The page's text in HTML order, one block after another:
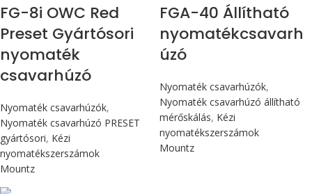
FG-8i OWC Red
Preset Gyártósori
nyomaték
csavarhúzó
Nyomaték csavarhúzók,
Nyomaték csavarhúzó PRESET
gyártósori, Kézi
nyomatékszerszámok
Mountz
FGA-40 Állítható
nyomatékcsavarh
úzó
Nyomaték csavarhúzók,
Nyomaték csavarhúzó állítható
mérőskálás, Kézi
nyomatékszerszámok
Mountz